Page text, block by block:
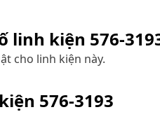
linh kiện 576-
cho linh kiện này.
576-3193